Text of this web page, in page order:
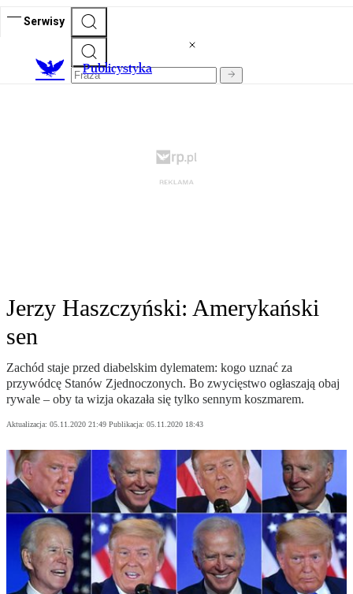
Serwisy
Publicystyka
Jerzy Haszczyński: Amerykański
sen
Zachód staje przed diabelskim dylematem: kogo uznać za
przywódcę Stanów Zjednoczonych. Bo zwycięstwo ogłaszają obaj
rywale – oby ta wizja okazała się tylko sennym koszmarem.
Aktualizacja: 05.11.2020 21:49 Publikacja: 05.11.2020 18:43